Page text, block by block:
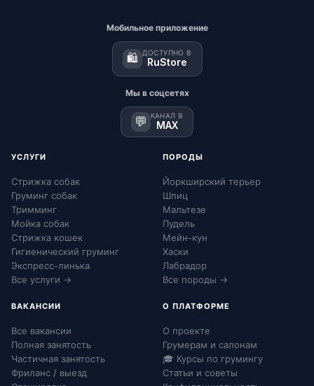
Мобильное приложение
🛍️ ДОСТУПНО В
RuStore
Мы в соцсетях
💬 КАНАЛ В
MAX
УСЛУГИ
Стрижка собак
Груминг собак
Тримминг
Мойка собак
Стрижка кошек
Гигиенический груминг
Экспресс-линька
Все услуги →
ПОРОДЫ
Йоркширский терьер
Шпиц
Мальтезе
Пудель
Мейн-кун
Хаски
Лабрадор
Все породы →
ВАКАНСИИ
Все вакансии
Полная занятость
Частичная занятость
Фриланс / выезд
О ПЛАТФОРМЕ
О проекте
Грумерам и салонам
🎓 Курсы по грумингу
Статьи и советы